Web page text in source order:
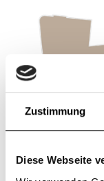
Zustimmung
Diese Webseite